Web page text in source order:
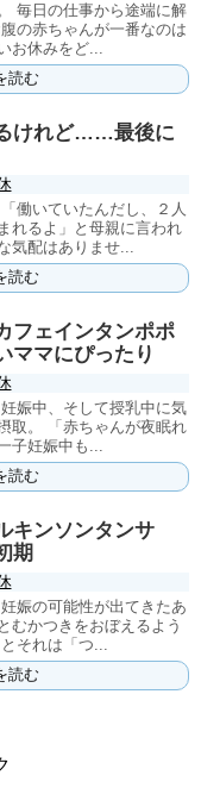
毎日の仕事から途端に解
の赤ちゃんが一番なのは
お休みをど...
読む
けれど……最後に
働いていたんだし、２人
れるよ」と母親に言われ
気配はありませ...
読む
フェインタンポポ
ママにぴったり
娠中、そして授乳中に気
取。 「赤ちゃんが夜眠れ
子妊娠中も...
読む
キンソンタンサ
期
娠の可能性が出てきたあ
むかつきをおぼえるよう
それは「つ...
読む